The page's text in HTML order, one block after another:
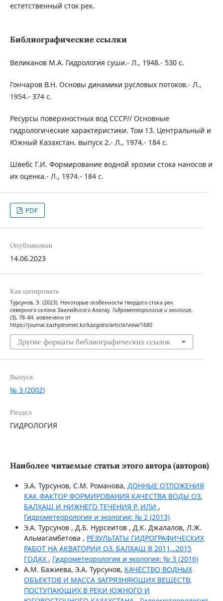
естетственный сток рек.
Библиографические ссылки
Великанов М.А. Гидрология суши.- Л., 1948.- 530 с.
Гончаров В.Н. Основы динамики русловых потоков.- Л.,
1954.- 374 с.
Ресурсы поверхностных вод СССР// Основные
гидрологические характеристики. Том 13. Центральный и
Южный Казахстан. выпуск 2.- Л., 1974.- 184 с.
Швебс Г.И. Формирование водной эрозии стока наносов и
их оценка.- Л., 1974.- 184 с.
PDF
Опубликован
14.06.2023
Как цитировать
Турсунов, Э. (2023). Некоторые особенности твердого стока рек
северного склона Заилийского Алатау. Гидрометеорология и экология,
(3), 78–84. извлечено от
https://journal.kazhydromet.kz/kazgidro/article/view/1680
Другие форматы библиографических ссылок
Выпуск
№ 3 (2002)
Раздел
ГИДРОЛОГИЯ
Наиболее читаемые статьи этого автора (авторов)
Э.А. Турсунов, С.М. Романова, ДОННЫЕ ОТЛОЖЕНИЯ
КАК ФАКТОР ФОРМИРОВАНИЯ КАЧЕСТВА ВОДЫ ОЗ.
БАЛХАШ И НИЖНЕГО ТЕЧЕНИЯ Р. ИЛИ ,
Гидрометеорология и экология: № 2 (2013)
Э.А. Турсунов , Д.Б. Нурсеитов , Д.К. Джалалов, Л.Ж.
Альмагамбетова , РЕЗУЛЬТАТЫ ГИДРОГРАФИЧЕСКИХ
РАБОТ НА АКВАТОРИИ ОЗ. БАЛХАШ В 2011…2015
ГОДАХ , Гидрометеорология и экология: № 3 (2016)
А.М. Бажиева, Э.А. Турсунов, КАЧЕСТВО ВОДНЫХ
ОБЪЕКТОВ И МАССА ЗАГРЯЗНЯЮЩИХ ВЕЩЕСТВ,
ПОСТУПАЮЩИХ В РЕКИ ЮЖНОГО И